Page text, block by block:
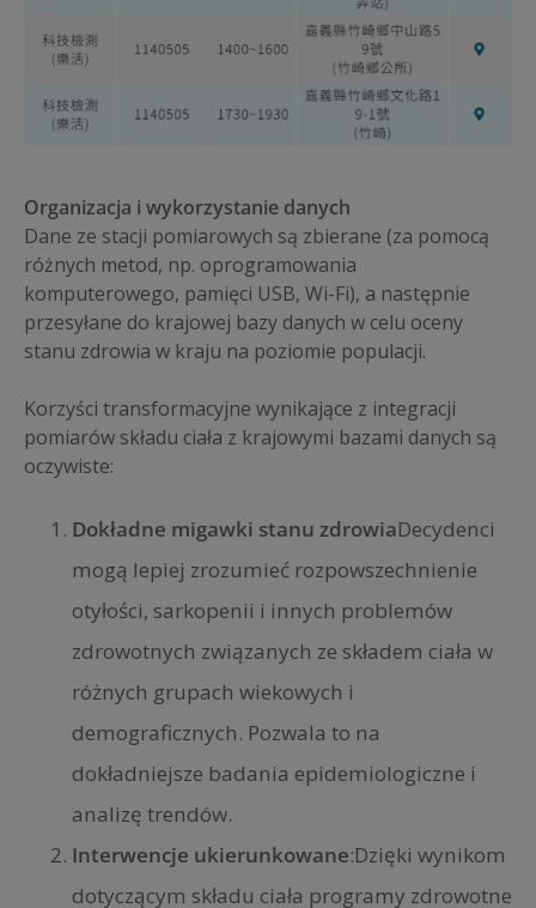
Organizacja i wykorzystanie danych
Dane ze stacji pomiarowych są zbierane (za pomocą
różnych metod, np. oprogramowania
komputerowego, pamięci USB, Wi-Fi), a następnie
przesyłane do krajowej bazy danych w celu oceny
stanu zdrowia w kraju na poziomie populacji.
Korzyści transformacyjne wynikające z integracji
pomiarów składu ciała z krajowymi bazami danych są
oczywiste:
Dokładne migawki stanu zdrowiaDecydenci
mogą lepiej zrozumieć rozpowszechnienie
otyłości, sarkopenii i innych problemów
zdrowotnych związanych ze składem ciała w
różnych grupach wiekowych i
demograficznych. Pozwala to na
dokładniejsze badania epidemiologiczne i
analizę trendów.
Interwencje ukierunkowane:Dzięki wynikom
dotyczącym składu ciała programy zdrowotne